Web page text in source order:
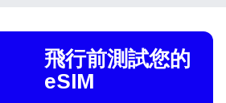
飛行前測試您的
eSIM